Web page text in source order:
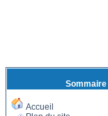
Sommaire
Accueil